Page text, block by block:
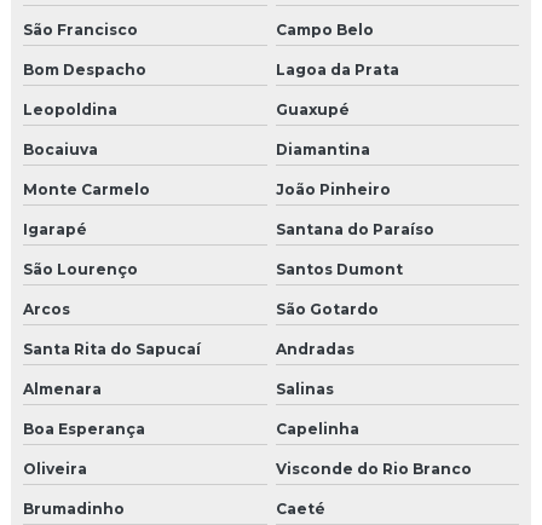
Molduras de isopor para fachada
Molduras isopor fachadas externas
Molduras de isopor para janelas externas
Molduras para janelas externas
Molduras para janelas e portas externas
Molduras para muros exteriores
Molduras para portas e janelas externas
Onde comprar moldura de eps
Onde comprar moldura de isopor
São Francisco Campo Belo
Bom Despacho Lagoa da Prata
Leopoldina Guaxupé
Bocaiuva Diamantina
Monte Carmelo João Pinheiro
Igarapé Santana do Paraíso
São Lourenço Santos Dumont
Arcos São Gotardo
Santa Rita do Sapucaí Andradas
Almenara Salinas
Boa Esperança Capelinha
Oliveira Visconde do Rio Branco
Brumadinho Caeté